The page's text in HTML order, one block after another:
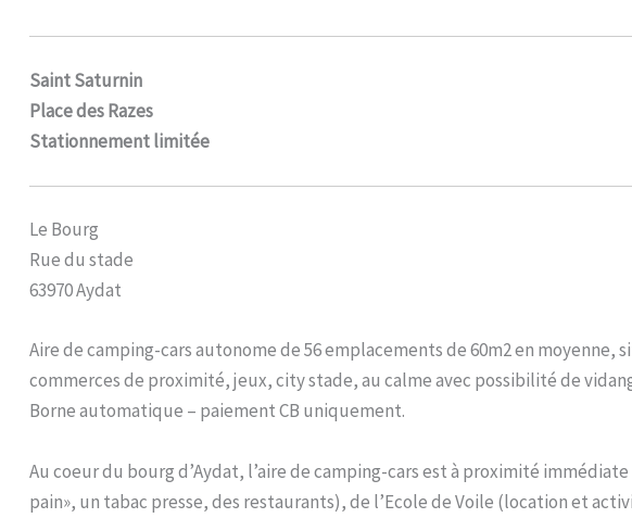
Saint Saturnin
Place des Razes
Stationnement limitée
Le Bourg
Rue du stade
63970 Aydat
Aire de camping-cars autonome de 56 emplacements de 60m2 en moyenne,
commerces de proximité, jeux, city stade, au calme avec possibilité de
Borne automatique – paiement CB uniquement.
Au coeur du bourg d’Aydat, l’aire de camping-cars est à proximité
pain», un tabac presse, des restaurants), de l’Ecole de Voile (location et